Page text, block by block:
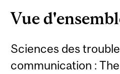
Vue
Sciences des
communication :